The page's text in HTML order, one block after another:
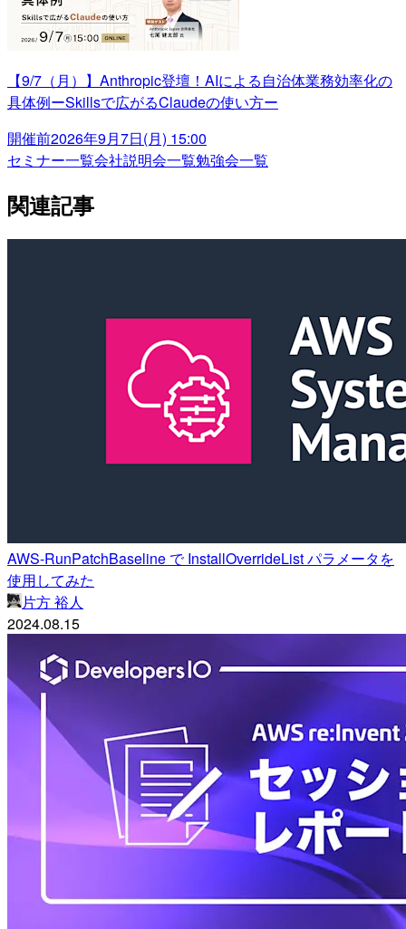
【9/7（月）】Anthropic登壇！AIによる自治体業務効率化の
具体例ーSkillsで広がるClaudeの使い方ー
開催前2026年9月7日(月) 15:00
セミナー一覧会社説明会一覧勉強会一覧
関連記事
AWS-RunPatchBaseline で InstallOverrideList パラメータを
使用してみた
片方 裕人
2024.08.15